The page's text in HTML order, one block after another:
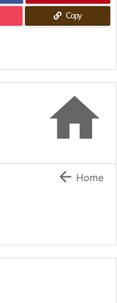
Copy

 Home